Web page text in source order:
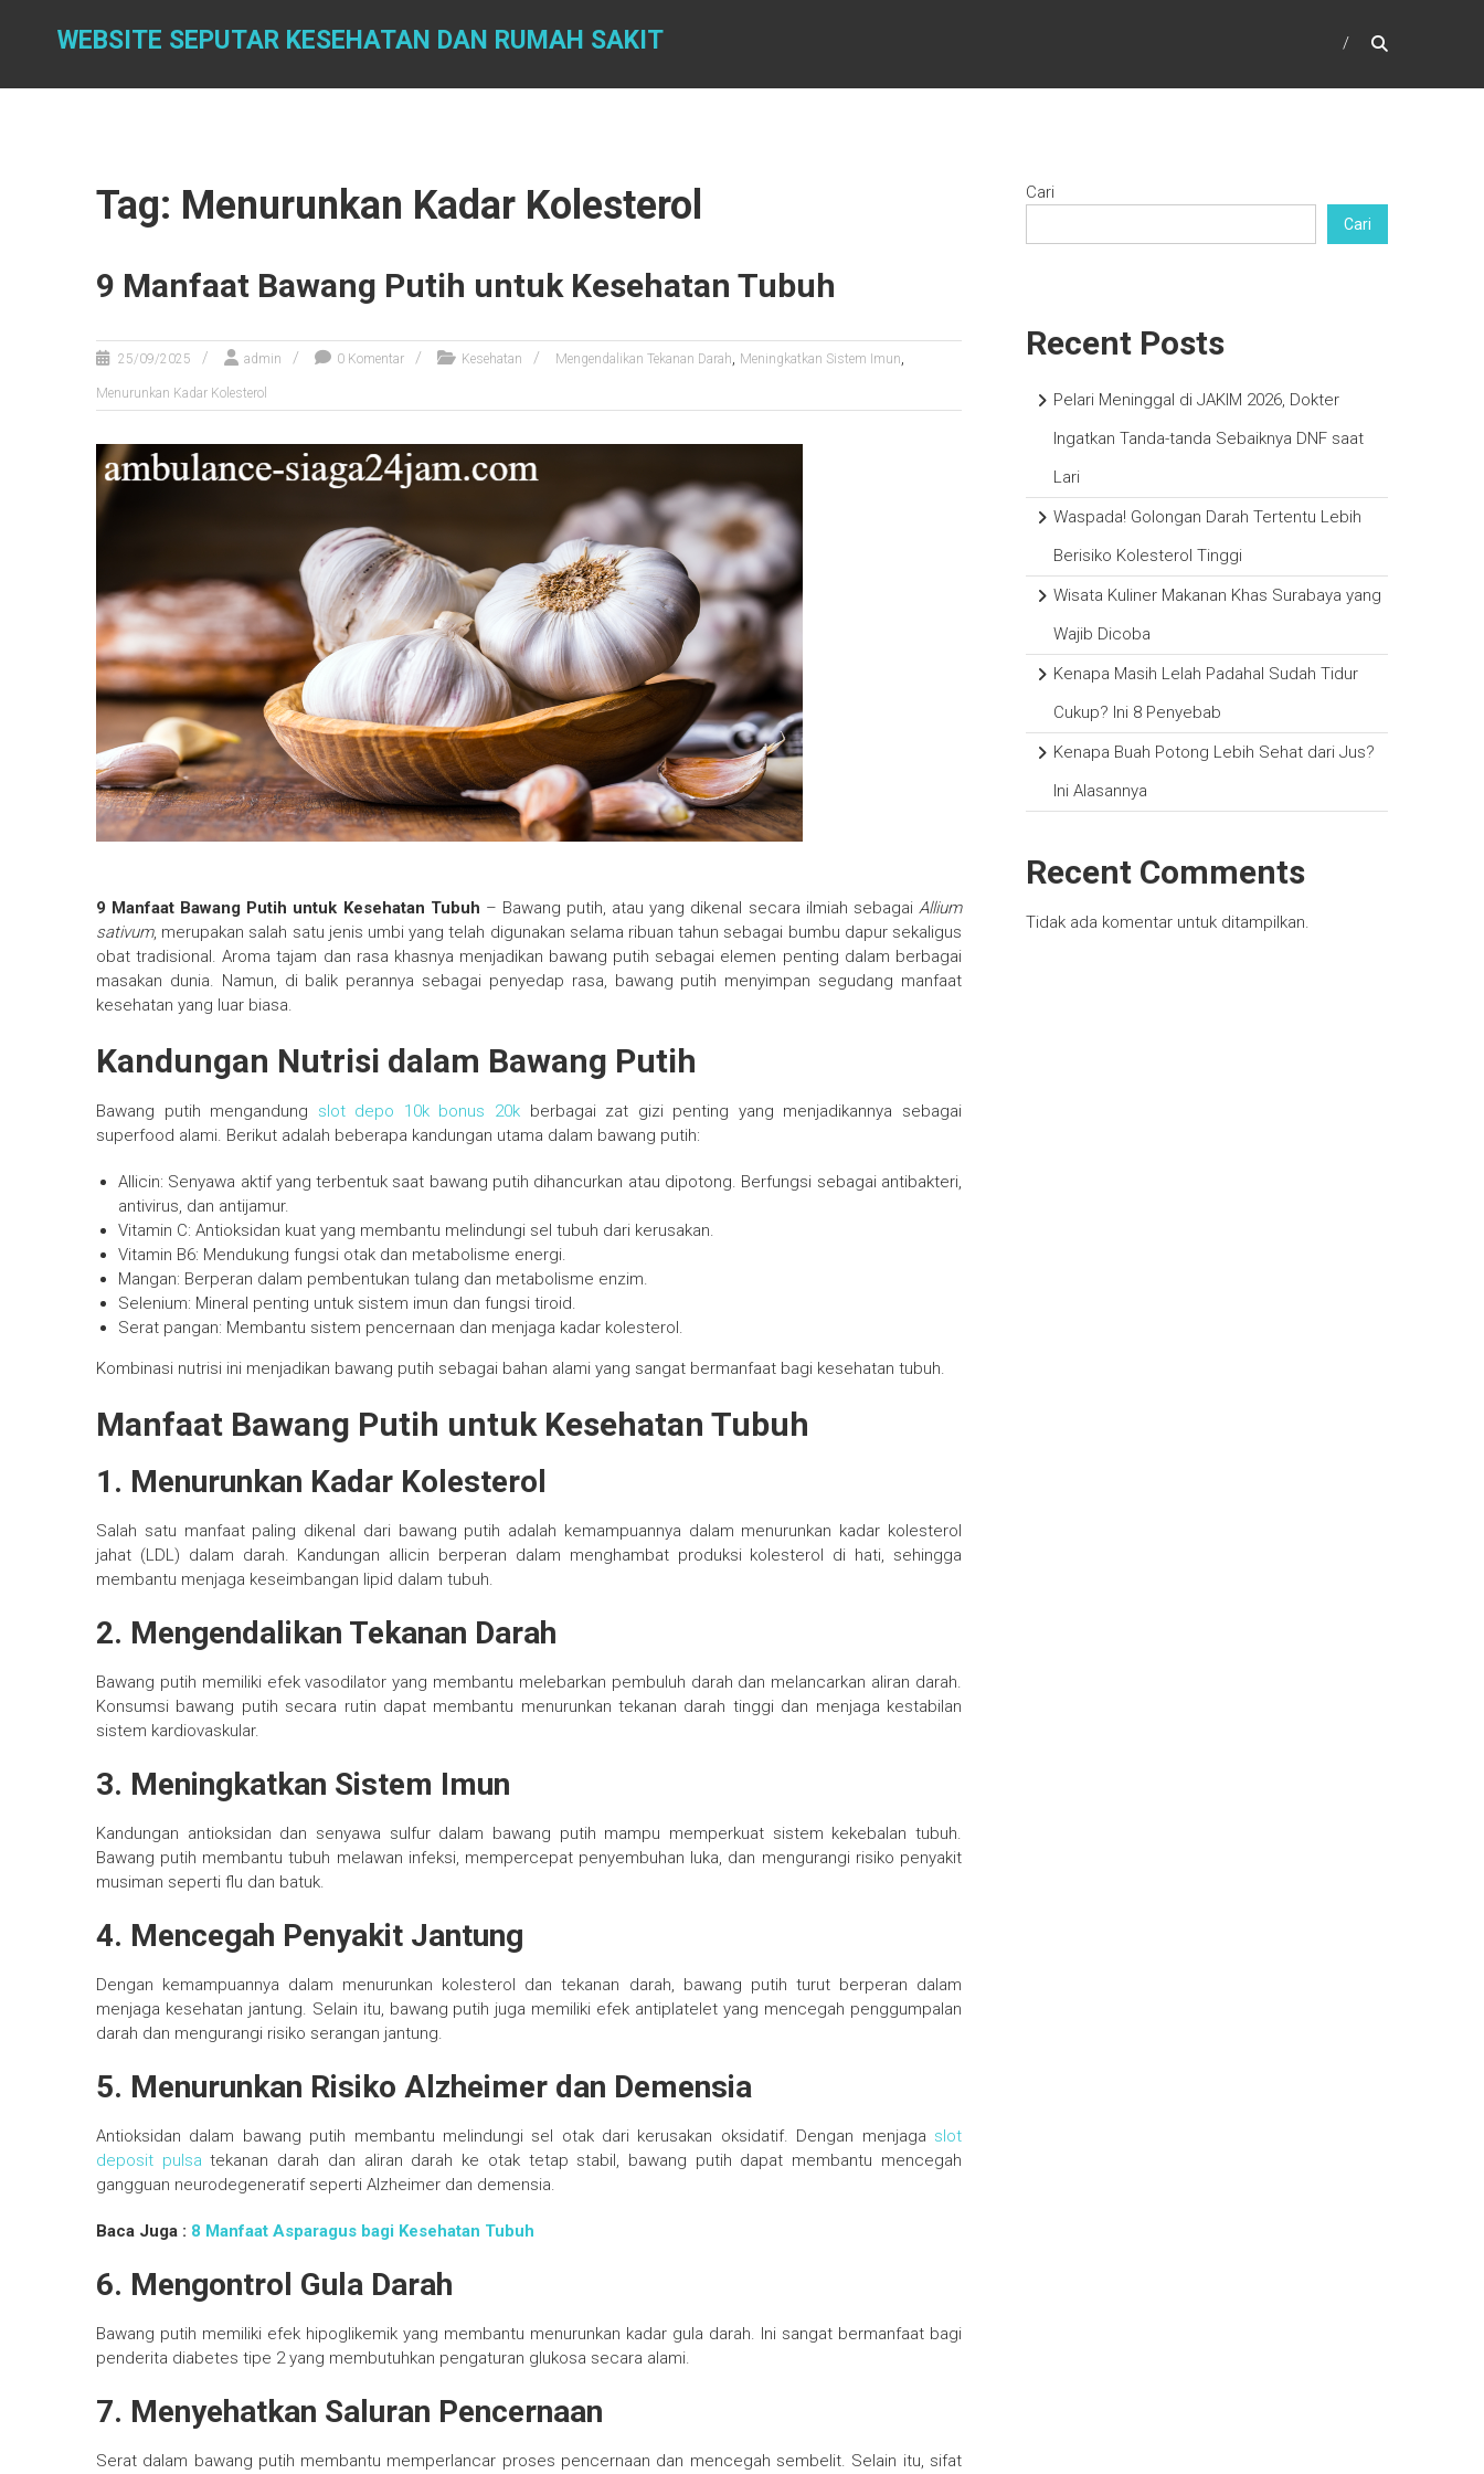
WEBSITE SEPUTAR KESEHATAN DAN RUMAH SAKIT
Tag: Menurunkan Kadar Kolesterol
9 Manfaat Bawang Putih untuk Kesehatan Tubuh
25/09/2025 admin 0 Komentar Kesehatan Mengendalikan Tekanan Darah, Meningkatkan Sistem Imun,
Menurunkan Kadar Kolesterol
9 Manfaat Bawang Putih untuk Kesehatan Tubuh – Bawang putih, atau yang dikenal secara ilmiah sebagai Allium
sativum, merupakan salah satu jenis umbi yang telah digunakan selama ribuan tahun sebagai bumbu dapur sekaligus
obat tradisional. Aroma tajam dan rasa khasnya menjadikan bawang putih sebagai elemen penting dalam berbagai
masakan dunia. Namun, di balik perannya sebagai penyedap rasa, bawang putih menyimpan segudang manfaat
kesehatan yang luar biasa.
Kandungan Nutrisi dalam Bawang Putih
Bawang putih mengandung slot depo 10k bonus 20k berbagai zat gizi penting yang menjadikannya sebagai
superfood alami. Berikut adalah beberapa kandungan utama dalam bawang putih:
Allicin: Senyawa aktif yang terbentuk saat bawang putih dihancurkan atau dipotong. Berfungsi sebagai antibakteri,
antivirus, dan antijamur.
Vitamin C: Antioksidan kuat yang membantu melindungi sel tubuh dari kerusakan.
Vitamin B6: Mendukung fungsi otak dan metabolisme energi.
Mangan: Berperan dalam pembentukan tulang dan metabolisme enzim.
Selenium: Mineral penting untuk sistem imun dan fungsi tiroid.
Serat pangan: Membantu sistem pencernaan dan menjaga kadar kolesterol.
Kombinasi nutrisi ini menjadikan bawang putih sebagai bahan alami yang sangat bermanfaat bagi kesehatan tubuh.
Manfaat Bawang Putih untuk Kesehatan Tubuh
1. Menurunkan Kadar Kolesterol
Salah satu manfaat paling dikenal dari bawang putih adalah kemampuannya dalam menurunkan kadar kolesterol
jahat (LDL) dalam darah. Kandungan allicin berperan dalam menghambat produksi kolesterol di hati, sehingga
membantu menjaga keseimbangan lipid dalam tubuh.
2. Mengendalikan Tekanan Darah
Bawang putih memiliki efek vasodilator yang membantu melebarkan pembuluh darah dan melancarkan aliran darah.
Konsumsi bawang putih secara rutin dapat membantu menurunkan tekanan darah tinggi dan menjaga kestabilan
sistem kardiovaskular.
3. Meningkatkan Sistem Imun
Kandungan antioksidan dan senyawa sulfur dalam bawang putih mampu memperkuat sistem kekebalan tubuh.
Bawang putih membantu tubuh melawan infeksi, mempercepat penyembuhan luka, dan mengurangi risiko penyakit
musiman seperti flu dan batuk.
4. Mencegah Penyakit Jantung
Dengan kemampuannya dalam menurunkan kolesterol dan tekanan darah, bawang putih turut berperan dalam
menjaga kesehatan jantung. Selain itu, bawang putih juga memiliki efek antiplatelet yang mencegah penggumpalan
darah dan mengurangi risiko serangan jantung.
5. Menurunkan Risiko Alzheimer dan Demensia
Antioksidan dalam bawang putih membantu melindungi sel otak dari kerusakan oksidatif. Dengan menjaga slot
deposit pulsatekanan darah dan aliran darah ke otak tetap stabil, bawang putih dapat membantu mencegah
gangguan neurodegeneratif seperti Alzheimer dan demensia.
Baca Juga : 8 Manfaat Asparagus bagi Kesehatan Tubuh
6. Mengontrol Gula Darah
Bawang putih memiliki efek hipoglikemik yang membantu menurunkan kadar gula darah. Ini sangat bermanfaat bagi
penderita diabetes tipe 2 yang membutuhkan pengaturan glukosa secara alami.
7. Menyehatkan Saluran Pencernaan
Serat dalam bawang putih membantu memperlancar proses pencernaan dan mencegah sembelit. Selain itu, sifat
Cari
Cari
Recent Posts
Pelari Meninggal di JAKIM 2026, Dokter
Ingatkan Tanda-tanda Sebaiknya DNF saat
Lari
Waspada! Golongan Darah Tertentu Lebih
Berisiko Kolesterol Tinggi
Wisata Kuliner Makanan Khas Surabaya yang
Wajib Dicoba
Kenapa Masih Lelah Padahal Sudah Tidur
Cukup? Ini 8 Penyebab
Kenapa Buah Potong Lebih Sehat dari Jus?
Ini Alasannya
Recent Comments
Tidak ada komentar untuk ditampilkan.